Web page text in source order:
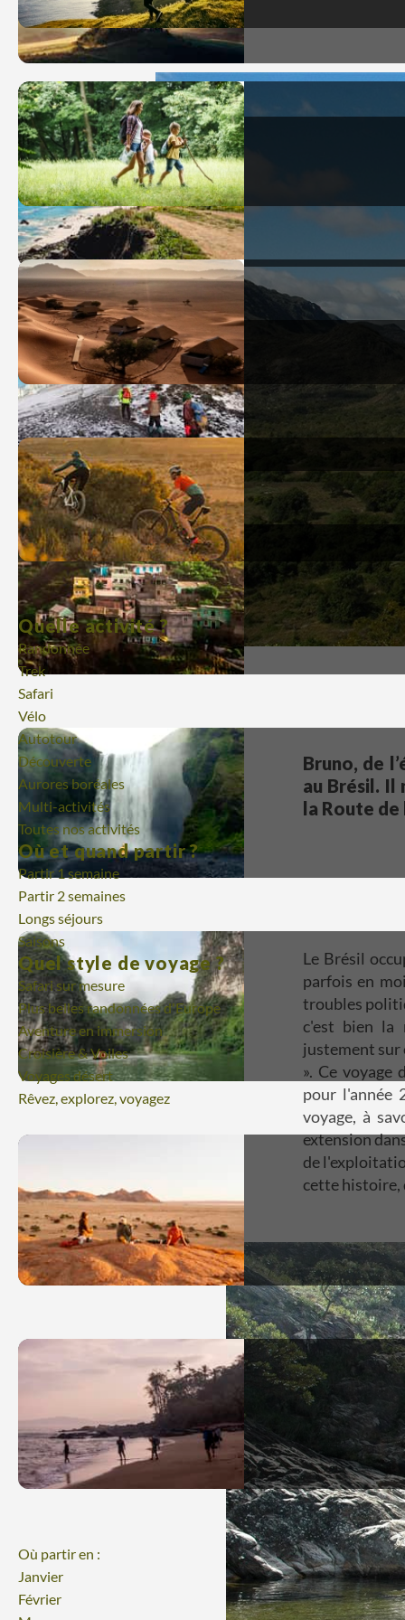
Où partir en :
Janvier
Février
Quelle activité ?
Randonnée
Trek
Safari
Vélo
Autotour
Découverte
Aurores boréales
Multi-activités
Toutes nos activités
Où et quand partir ?
Partir 1 semaine
Partir 2 semaines
Longs séjours
Saisons
Quel style de voyage ?
Safari sur mesure
Plus belles randonnées d'Europe
Aventure en immersion
Croisière & Voiles
Voyages désert
Rêvez, explorez, voyagez
Bruno, de
au Brésil. Il
la Route de
Le Brésil
parfois en
troubles
c'est bien la
justement sur
». Ce voyage
pour l'année
voyage, à
extension
de
cette histoire,